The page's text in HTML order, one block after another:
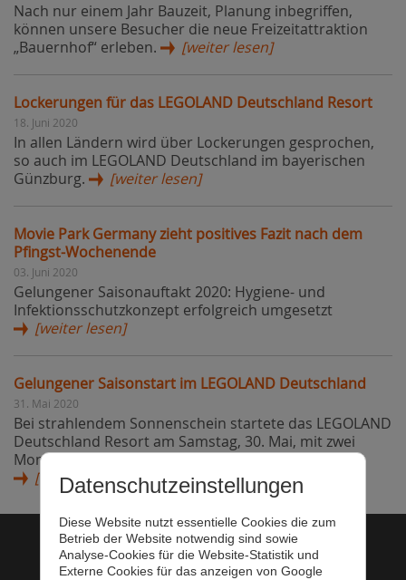
Nach nur einem Jahr Bauzeit, Planung inbegriffen,
können unsere Besucher die neue Freizeitattraktion
„Bauernhof“ erleben.
[weiter lesen]
Lockerungen für das LEGOLAND Deutschland Resort
18. Juni 2020
In allen Ländern wird über Lockerungen gesprochen,
so auch im LEGOLAND Deutschland im bayerischen
Günzburg.
[weiter lesen]
Movie Park Germany zieht positives Fazit nach dem
Pfingst-Wochenende
03. Juni 2020
Gelungener Saisonauftakt 2020: Hygiene- und
Infektionsschutzkonzept erfolgreich umgesetzt
[weiter lesen]
Gelungener Saisonstart im LEGOLAND Deutschland
31. Mai 2020
Bei strahlendem Sonnenschein startete das LEGOLAND
Deutschland Resort am Samstag, 30. Mai, mit zwei
Monaten Verzögerung in die Saison 2020.
[weiter lesen]
Startseite
Datenschutzeinstellungen
Diese Website nutzt essentielle Cookies die zum
Betrieb der Website notwendig sind sowie
Analyse-Cookies für die Website-Statistik und
Externe Cookies für das anzeigen von Google